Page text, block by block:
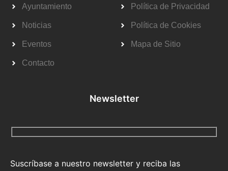
Ayuntamiento
Noticias
Eventos
Contacto
Política de Privacidad
Política de Cookies
Mapa de Sitio
Newsletter
Suscríbase a nuestro newsletter y reciba las